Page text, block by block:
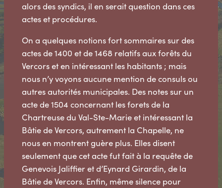
alors des syndics, il en serait question dans ces
actes et procédures.
On a quelques notions fort sommaires sur des
actes de 1400 et de 1468 relatifs aux forêts du
Vercors et en intéressant les habitants ; mais
nous n’y voyons aucune mention de consuls ou
autres autorités municipales. Des notes sur un
acte de 1504 concernant les forets de la
Chartreuse du Val-Ste-Marie et intéressant la
Bâtie de Vercors, autrement la Chapelle, ne
nous en montrent guère plus. Elles disent
seulement que cet acte fut fait à la requête de
Genevois Jaliffier et d’Eynard Girardin, de la
Bâtie de Vercors. Enfin, même silence pour